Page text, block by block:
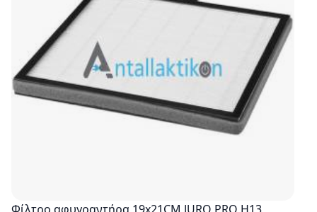
Φίλτρο αφυγραντήρα 19x21CM JURO PRO H13